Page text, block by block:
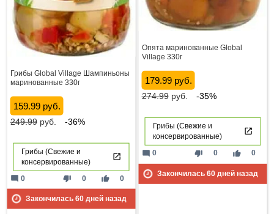
Опята маринованные Global
Village 330г
179.99 руб.
274.99руб. -35%
Грибы (Свежие и
консервированные)
thumb_down 0 thumb_up 0
mode_comment 0
Закончилась 60дней назад
Грибы Global Village Шампиньоны
маринованные 330г
159.99 руб.
249.99руб. -36%
Грибы (Свежие и
консервированные)
thumb_down 0 thumb_up 0
mode_comment 0
Закончилась 60дней назад